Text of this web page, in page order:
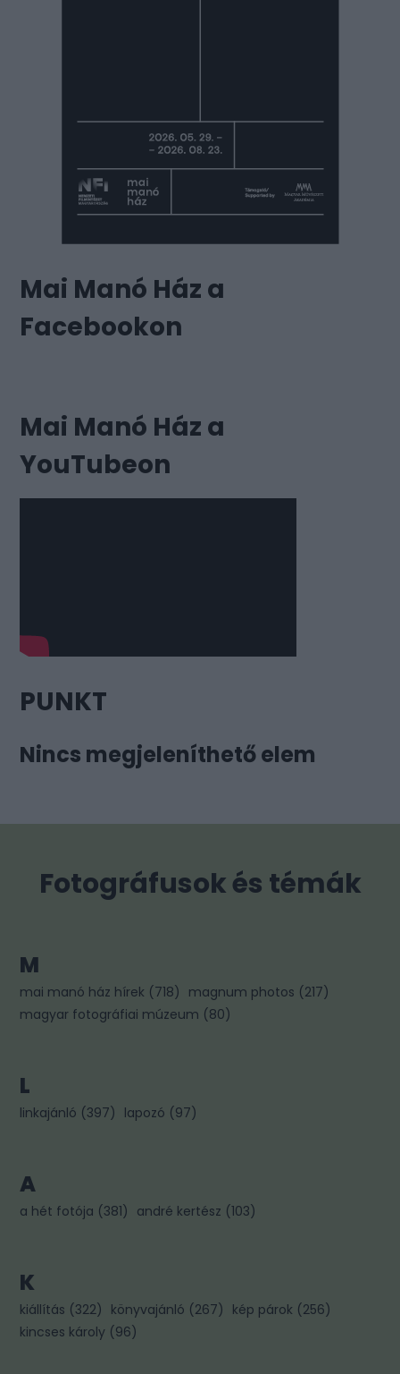
Mai Manó Ház a
Facebookon
Mai Manó Ház a
YouTubeon
PUNKT
Nincs megjeleníthető elem
Fotográfusok és témák
M
mai manó ház hírek (718) magnum photos (217)
magyar fotográfiai múzeum (80)
L
linkajánló (397) lapozó (97)
A
a hét fotója (381) andré kertész (103)
K
kiállítás (322) könyvajánló (267) kép párok (256)
kincses károly (96)